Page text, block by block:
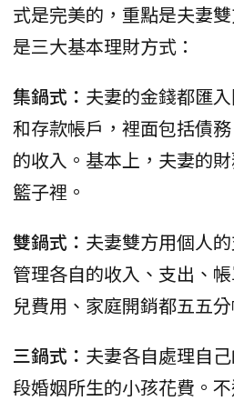
式是完美的，重點是夫妻
是三大基本理財方式：
集鍋式： 夫妻的金錢都匯
和存款帳戶，裡面包括債
的收入。基本上，夫妻的
籃子裡。
雙鍋式： 夫妻雙方用個人
管理各自的收入、支出、
兒費用、家庭開銷都五五分
三鍋式： 夫妻各自處理自
段婚姻所生的小孩花費。